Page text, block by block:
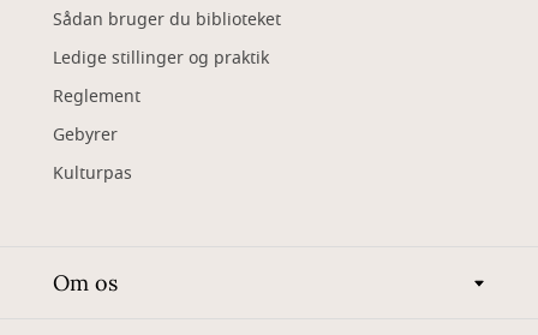
Sådan bruger du biblioteket
Ledige stillinger og praktik
Reglement
Gebyrer
Kulturpas
Om os